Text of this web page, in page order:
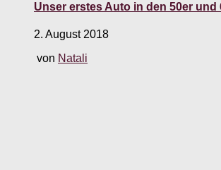
Unser erstes Auto in den 50er und
2. August 2018
von Natali